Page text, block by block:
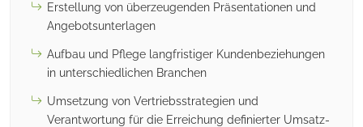
Erstellung von überzeugenden Präsentationen und
Angebotsunterlagen
Aufbau und Pflege langfristiger Kundenbeziehungen
in unterschiedlichen Branchen
Umsetzung von Vertriebsstrategien und
Verantwortung für die Erreichung definierter Umsatz-